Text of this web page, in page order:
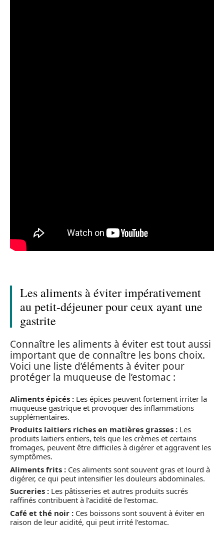
Les aliments à éviter impérativement
au petit-déjeuner pour ceux ayant une
gastrite
Connaître les aliments à éviter est tout aussi
important que de connaître les bons choix.
Voici une liste d’éléments à éviter pour
protéger la muqueuse de l’estomac :
Aliments épicés : Les épices peuvent fortement irriter la
muqueuse gastrique et provoquer des inflammations
supplémentaires.
Produits laitiers riches en matières grasses : Les
produits laitiers entiers, tels que les crèmes et certains
fromages, peuvent être difficiles à digérer et aggravent les
symptômes.
Aliments frits : Ces aliments sont souvent gras et lourd à
digérer, ce qui peut intensifier les douleurs abdominales.
Sucreries : Les pâtisseries et autres produits sucrés
raffinés contribuent à l’acidité de l’estomac.
Café et thé noir : Ces boissons sont souvent à éviter en
raison de leur acidité, qui peut irrité l’estomac.